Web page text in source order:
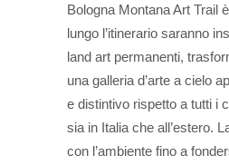
Bologna Montana Art Trail
lungo l’itinerario saranno
land art permanenti,
una galleria d’arte a cielo
e distintivo rispetto a tutti i
sia in Italia che all’estero.
con l’ambiente fino a